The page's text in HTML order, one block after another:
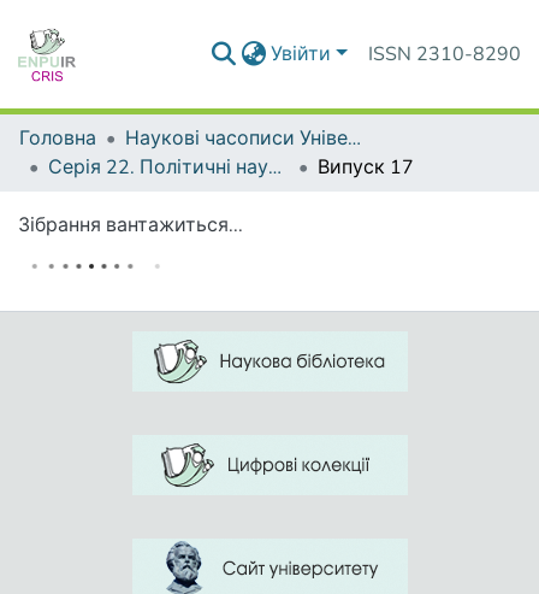
Увійти ISSN 2310-8290
Головна
Наукові часописи Університету
Серія 22. Політичні науки та методики викладання соціально-політичних дисциплін
Випуск 17
Зібрання вантажиться...